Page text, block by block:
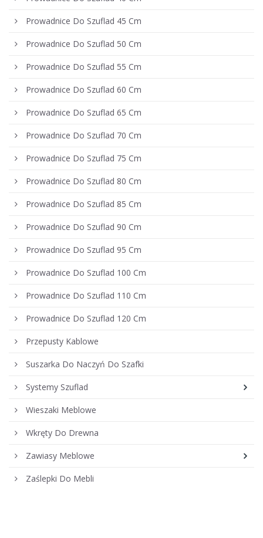
Prowadnice Do Szuflad 45 Cm
Prowadnice Do Szuflad 50 Cm
Prowadnice Do Szuflad 55 Cm
Prowadnice Do Szuflad 60 Cm
Prowadnice Do Szuflad 65 Cm
Prowadnice Do Szuflad 70 Cm
Prowadnice Do Szuflad 75 Cm
Prowadnice Do Szuflad 80 Cm
Prowadnice Do Szuflad 85 Cm
Prowadnice Do Szuflad 90 Cm
Prowadnice Do Szuflad 95 Cm
Prowadnice Do Szuflad 100 Cm
Prowadnice Do Szuflad 110 Cm
Prowadnice Do Szuflad 120 Cm
Przepusty Kablowe
Suszarka Do Naczyń Do Szafki
Systemy Szuflad
Wieszaki Meblowe
Wkręty Do Drewna
Zawiasy Meblowe
Zaślepki Do Mebli